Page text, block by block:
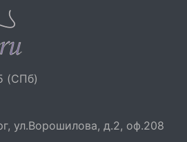
(СПб)
ул.Ворошилова, д.2, оф.208